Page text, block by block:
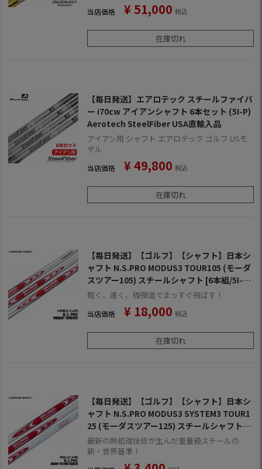
当店価格 ¥ 51,000 税込
在庫切れ
【毎日発送】エアロテック スチールファイバ
ー i70cw アイアンシャフト 6本セット (5I-P)
Aerotech SteelFiber USA直輸入品
アイアン用 シャフト エアロテック ゴルフ USモ
デル
当店価格 ¥49,800 税込
在庫切れ
【毎日発送】【ゴルフ】【シャフト】日本シ
ャフト N.S.PRO MODUS3 TOUR105 (モーダ
スツアー105) スチールシャフト [6本組/5I-P
W用]
軽く、速く、強弾道でまっすぐ飛ばす！
当店価格 ¥ 18,000 税込
在庫切れ
【毎日発送】【ゴルフ】【シャフト】日本シ
ャフト N.S.PRO MODUS3 SYSTEM3 TOUR1
25 (モーダスツアー125) スチールシャフト単
品 [4I用、ウェッジ用]
最新の熱処理技術が生んだ重量級スチールの
新・世界基準！